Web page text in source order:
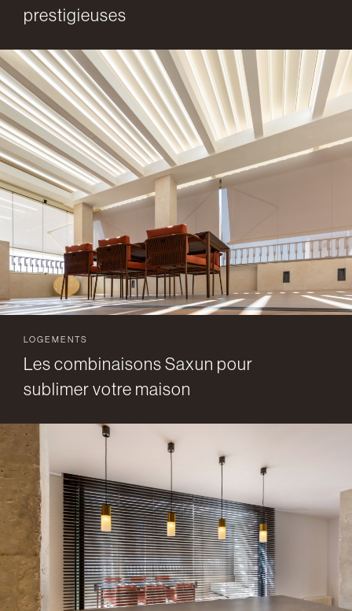
prestigieuses
LOGEMENTS
Les combinaisons Saxun pour
sublimer votre maison